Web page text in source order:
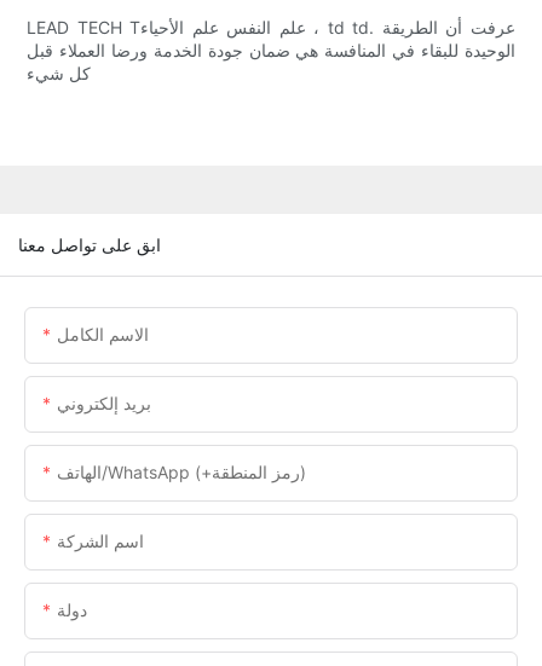
LEAD TECH Tعلم النفس علم الأحياء ، td td. عرفت أن الطريقة
الوحيدة للبقاء في المنافسة هي ضمان جودة الخدمة ورضا العملاء قبل
كل شيء
ابق على تواصل معنا
الاسم الكامل
بريد إلكتروني
الهاتف/WhatsApp (+رمز المنطقة)
اسم الشركة
دولة